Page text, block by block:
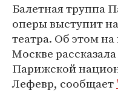
Балетная труппа
оперы выступит
театра. Об этом
Москве
Парижской
Лефевр, сообщает